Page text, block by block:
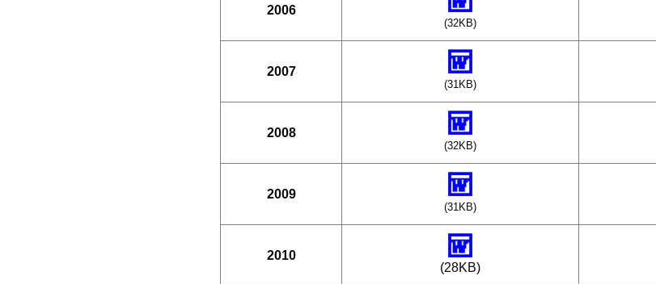
2006
(32KB)
2007
(31KB)
2008
(32KB)
2009
(31KB)
2010
(28KB)